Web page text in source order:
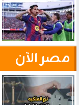
مصر الآن